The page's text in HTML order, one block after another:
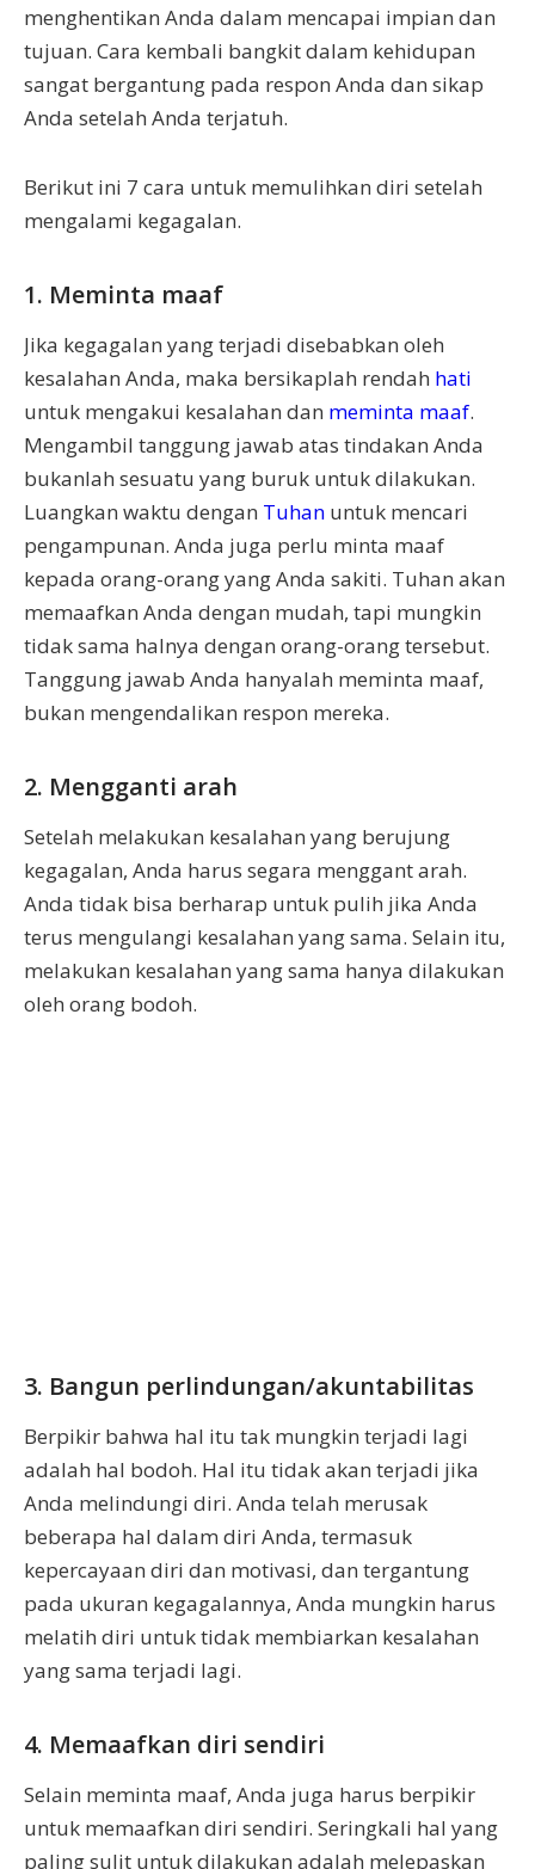
menghentikan Anda dalam mencapai impian dan
tujuan. Cara kembali bangkit dalam kehidupan
sangat bergantung pada respon Anda dan sikap
Anda setelah Anda terjatuh.
Berikut ini 7 cara untuk memulihkan diri setelah
mengalami kegagalan.
1. Meminta maaf
Jika kegagalan yang terjadi disebabkan oleh
kesalahan Anda, maka bersikaplah rendah hati
untuk mengakui kesalahan dan meminta maaf.
Mengambil tanggung jawab atas tindakan Anda
bukanlah sesuatu yang buruk untuk dilakukan.
Luangkan waktu dengan Tuhan untuk mencari
pengampunan. Anda juga perlu minta maaf
kepada orang-orang yang Anda sakiti. Tuhan akan
memaafkan Anda dengan mudah, tapi mungkin
tidak sama halnya dengan orang-orang tersebut.
Tanggung jawab Anda hanyalah meminta maaf,
bukan mengendalikan respon mereka.
2. Mengganti arah
Setelah melakukan kesalahan yang berujung
kegagalan, Anda harus segara menggant arah.
Anda tidak bisa berharap untuk pulih jika Anda
terus mengulangi kesalahan yang sama. Selain itu,
melakukan kesalahan yang sama hanya dilakukan
oleh orang bodoh.
3. Bangun perlindungan/akuntabilitas
Berpikir bahwa hal itu tak mungkin terjadi lagi
adalah hal bodoh. Hal itu tidak akan terjadi jika
Anda melindungi diri. Anda telah merusak
beberapa hal dalam diri Anda, termasuk
kepercayaan diri dan motivasi, dan tergantung
pada ukuran kegagalannya, Anda mungkin harus
melatih diri untuk tidak membiarkan kesalahan
yang sama terjadi lagi.
4. Memaafkan diri sendiri
Selain meminta maaf, Anda juga harus berpikir
untuk memaafkan diri sendiri. Seringkali hal yang
paling sulit untuk dilakukan adalah melepaskan